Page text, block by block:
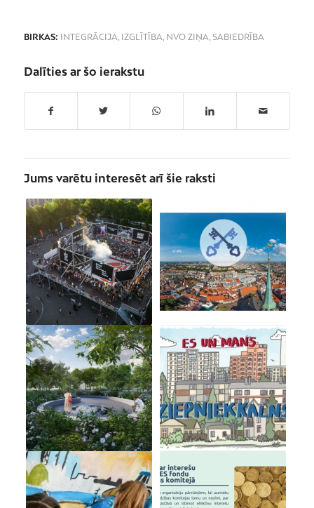
BIRKAS: INTEGRĀCIJA, IZGLĪTĪBA, NVO ZIŅA, SABIEDRĪBA
Dalīties ar šo ierakstu
Jums varētu interesēt arī šie raksti